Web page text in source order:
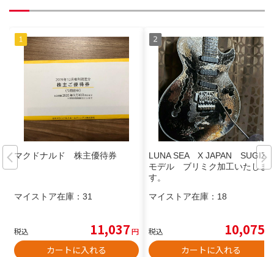
マクドナルド 株主優待券
マイストア在庫： 31
税込 11,037円
カートに入れる
LUNA SEA X JAPAN SUGIZO
モデル ブリミク加工いたしま
す。
マイストア在庫： 18
税込 10,075
カートに入れる